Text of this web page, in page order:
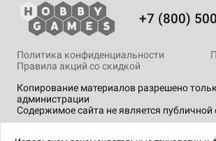
+7 (800)
Копирование материалов разрешено
администрации
Содержимое сайта не является публичной
Политика конфиденциальности
Правила акций со скидкой
технологии .